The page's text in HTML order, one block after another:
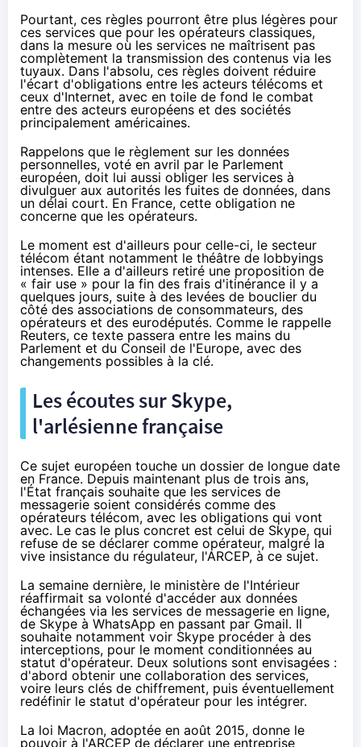
Pourtant, ces règles pourront être plus légères pour
ces services que pour les opérateurs classiques,
dans la mesure où les services ne maîtrisent pas
complètement la transmission des contenus via les
tuyaux. Dans l'absolu, ces règles doivent réduire
l'écart d'obligations entre les acteurs télécoms et
ceux d'Internet, avec en toile de fond le combat
entre des acteurs européens et des sociétés
principalement américaines.
Rappelons que le règlement sur les données
personnelles, voté en avril par le Parlement
européen, doit lui aussi obliger les services à
divulguer aux autorités les fuites de données, dans
un délai court. En France, cette obligation ne
concerne que les opérateurs.
Le moment est d'ailleurs pour celle-ci, le secteur
télécom étant notamment le théâtre de lobbyings
intenses. Elle a d'ailleurs retiré une proposition de
« fair use » pour la fin des frais d'itinérance il y a
quelques jours, suite à des levées de bouclier du
côté des associations de consommateurs, des
opérateurs et des eurodéputés. Comme le rappelle
Reuters, ce texte passera entre les mains du
Parlement et du Conseil de l'Europe, avec des
changements possibles à la clé.
Les écoutes sur Skype,
l'arlésienne française
Ce sujet européen touche un dossier de longue date
en France. Depuis maintenant plus de trois ans,
l'État français souhaite que les services de
messagerie soient considérés comme des
opérateurs télécom, avec les obligations qui vont
avec. Le cas le plus concret est celui de Skype, qui
refuse de se déclarer comme opérateur, malgré la
vive insistance du régulateur, l'ARCEP, à ce sujet.
La semaine dernière, le ministère de l'Intérieur
réaffirmait sa volonté d'accéder aux données
échangées via les services de messagerie en ligne,
de Skype à WhatsApp en passant par Gmail. Il
souhaite notamment voir Skype procéder à des
interceptions, pour le moment conditionnées au
statut d'opérateur. Deux solutions sont envisagées :
d'abord obtenir une collaboration des services,
voire leurs clés de chiffrement, puis éventuellement
redéfinir le statut d'opérateur pour les intégrer.
La loi Macron, adoptée en août 2015, donne le
pouvoir à l'ARCEP de déclarer une entreprise